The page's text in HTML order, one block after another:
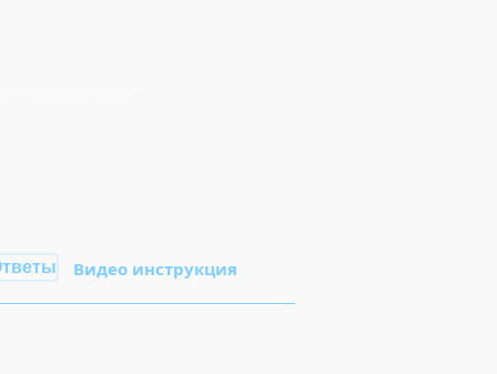
Видео инструкция